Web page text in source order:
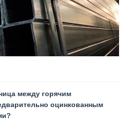
между горячим
оцинкованным